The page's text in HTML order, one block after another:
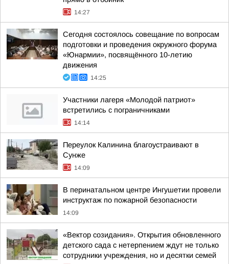
14:27
Сегодня состоялось совещание по вопросам
подготовки и проведения окружного форума
«Юнармии», посвящённого 10-летию
движения
14:25
Участники лагеря «Молодой патриот»
встретились с пограничниками
14:14
Переулок Калинина благоустраивают в
Сунже
14:09
В перинатальном центре Ингушетии провели
инструктаж по пожарной безопасности
14:09
«Вектор созидания». Открытия обновленного
детского сада с нетерпением ждут не только
сотрудники учреждения, но и десятки семей